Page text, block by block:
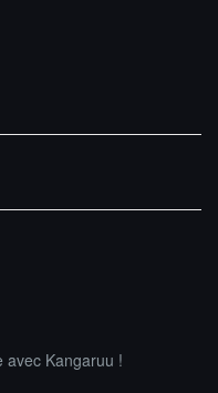
avec Kangaruu !